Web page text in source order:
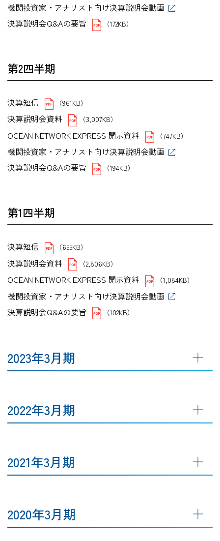
機関投資家・アナリスト向け決算説明会動画
決算説明会Q&Aの要旨
（172KB）
第2四半期
決算短信 （961KB）
決算説明会資料 （3,007KB）
OCEAN NETWORK EXPRESS 開示資料 （747KB）
機関投資家・アナリスト向け決算説明会動画
決算説明会Q&Aの要旨
（194KB）
第1四半期
決算短信 （655KB）
決算説明会資料 （2,806KB）
OCEAN NETWORK EXPRESS 開示資料 （1,084KB）
機関投資家・アナリスト向け決算説明会動画
決算説明会Q&Aの要旨
（102KB）
2023年3月期
2022年3月期
2021年3月期
2020年3月期